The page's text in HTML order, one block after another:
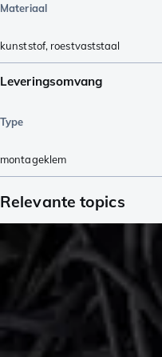
Materiaal
kunststof, roestvaststaal
Leveringsomvang
Type
montageklem
Relevante topics